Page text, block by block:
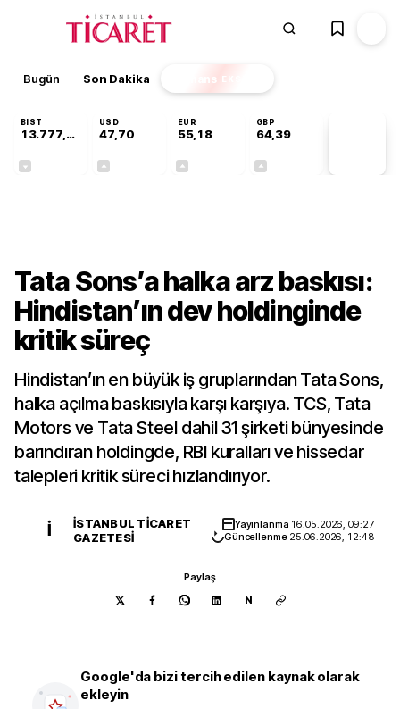
Bugün Son Dakika Finans EKSTRA
BIST
13.777,39
USD
47,70
EUR
55,18
GBP
64,39
Tata Sons’a halka arz baskısı:
Hindistan’ın dev holdinginde
kritik süreç
Hindistan’ın en büyük iş gruplarından Tata Sons,
halka açılma baskısıyla karşı karşıya. TCS, Tata
Motors ve Tata Steel dahil 31 şirketi bünyesinde
barındıran holdingde, RBI kuralları ve hissedar
talepleri kritik süreci hızlandırıyor.
İ
İSTANBUL TICARET
GAZETESI
Yayınlanma 16.05.2026, 09:27
Güncellenme 25.06.2026, 12:48
Paylaş
N
Google'da bizi tercih edilen kaynak olarak
ekleyin